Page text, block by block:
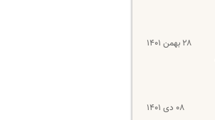
۲۸ بهمن ۱۴۰۱
۰۸ دی ۱۴۰۱